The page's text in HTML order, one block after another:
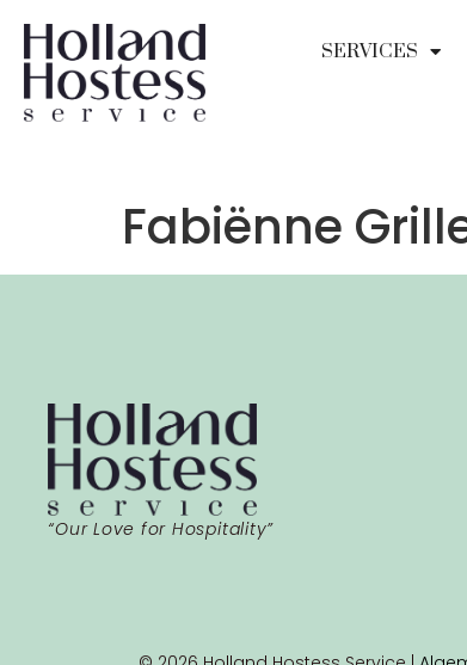
SERVICES
Fabiënne
“Our Love for Hospitality”